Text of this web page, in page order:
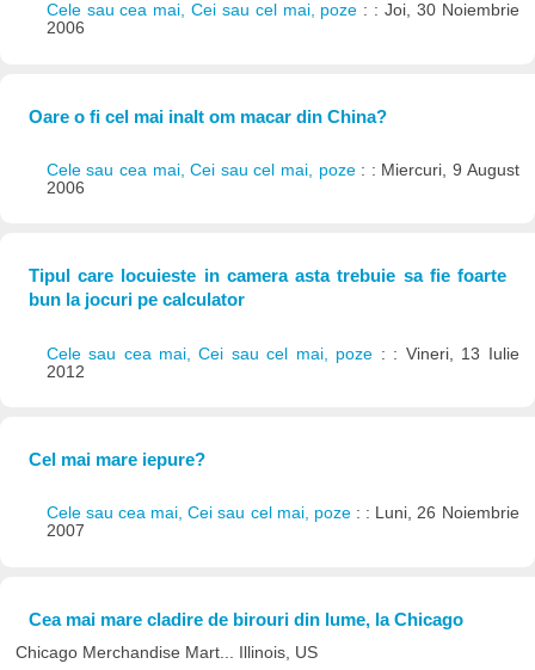
Cele sau cea mai, Cei sau cel mai, poze : : Joi, 30 Noiembrie
2006
Oare o fi cel mai inalt om macar din China?
Cele sau cea mai, Cei sau cel mai, poze : : Miercuri, 9 August
2006
Tipul care locuieste in camera asta trebuie sa fie foarte
bun la jocuri pe calculator
Cele sau cea mai, Cei sau cel mai, poze : : Vineri, 13 Iulie
2012
Cel mai mare iepure?
Cele sau cea mai, Cei sau cel mai, poze : : Luni, 26 Noiembrie
2007
Cea mai mare cladire de birouri din lume, la Chicago
Chicago Merchandise Mart... Illinois, US